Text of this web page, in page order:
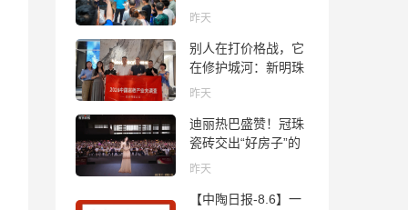
的故事里
昨天
别人在打价格战，它
在修护城河：新明珠
岩板的逆势密码
昨天
迪丽热巴盛赞！冠珠
瓷砖交出“好房子”的
标准答卷
昨天
【中陶日报-8.6】一